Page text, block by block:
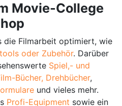
Movie-College
die Filmarbeit optimiert, wie
oder Zubehör. Darüber
Spiel,- und
Bücher, Drehbücher,
und vieles mehr.
Profi-Equipment sowie ein